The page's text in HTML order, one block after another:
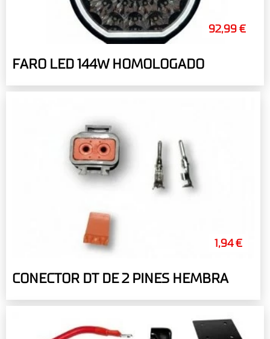
92,99 €
FARO LED 144W HOMOLOGADO
1,94 €
CONECTOR DT DE 2 PINES HEMBRA